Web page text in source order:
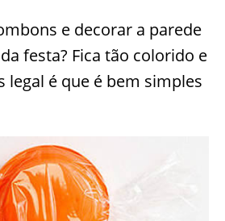
e decorar a parede
festa? Fica tão colorido e
legal é que é bem simples